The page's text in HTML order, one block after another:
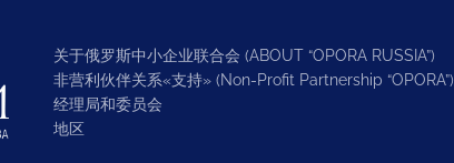
关于俄罗斯中小企业联合会 (ABOUT “OPORA RUSSIA”)
非营利伙伴关系«支持» (Non-Profit Partnership “OPORA”)
经理局和委员会
地区